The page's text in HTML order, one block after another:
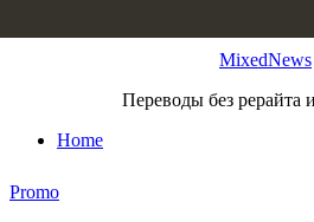
MixedNews
Переводы без рерайта
Home
Promo